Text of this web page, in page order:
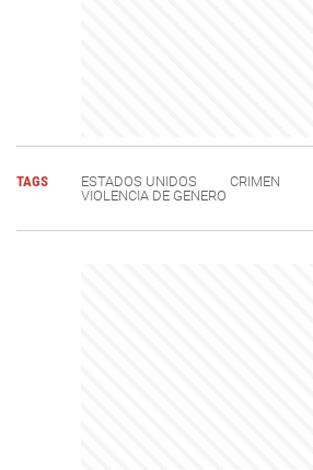
TAGS ESTADOS UNIDOS CRIMEN
VIOLENCIA DE GENERO